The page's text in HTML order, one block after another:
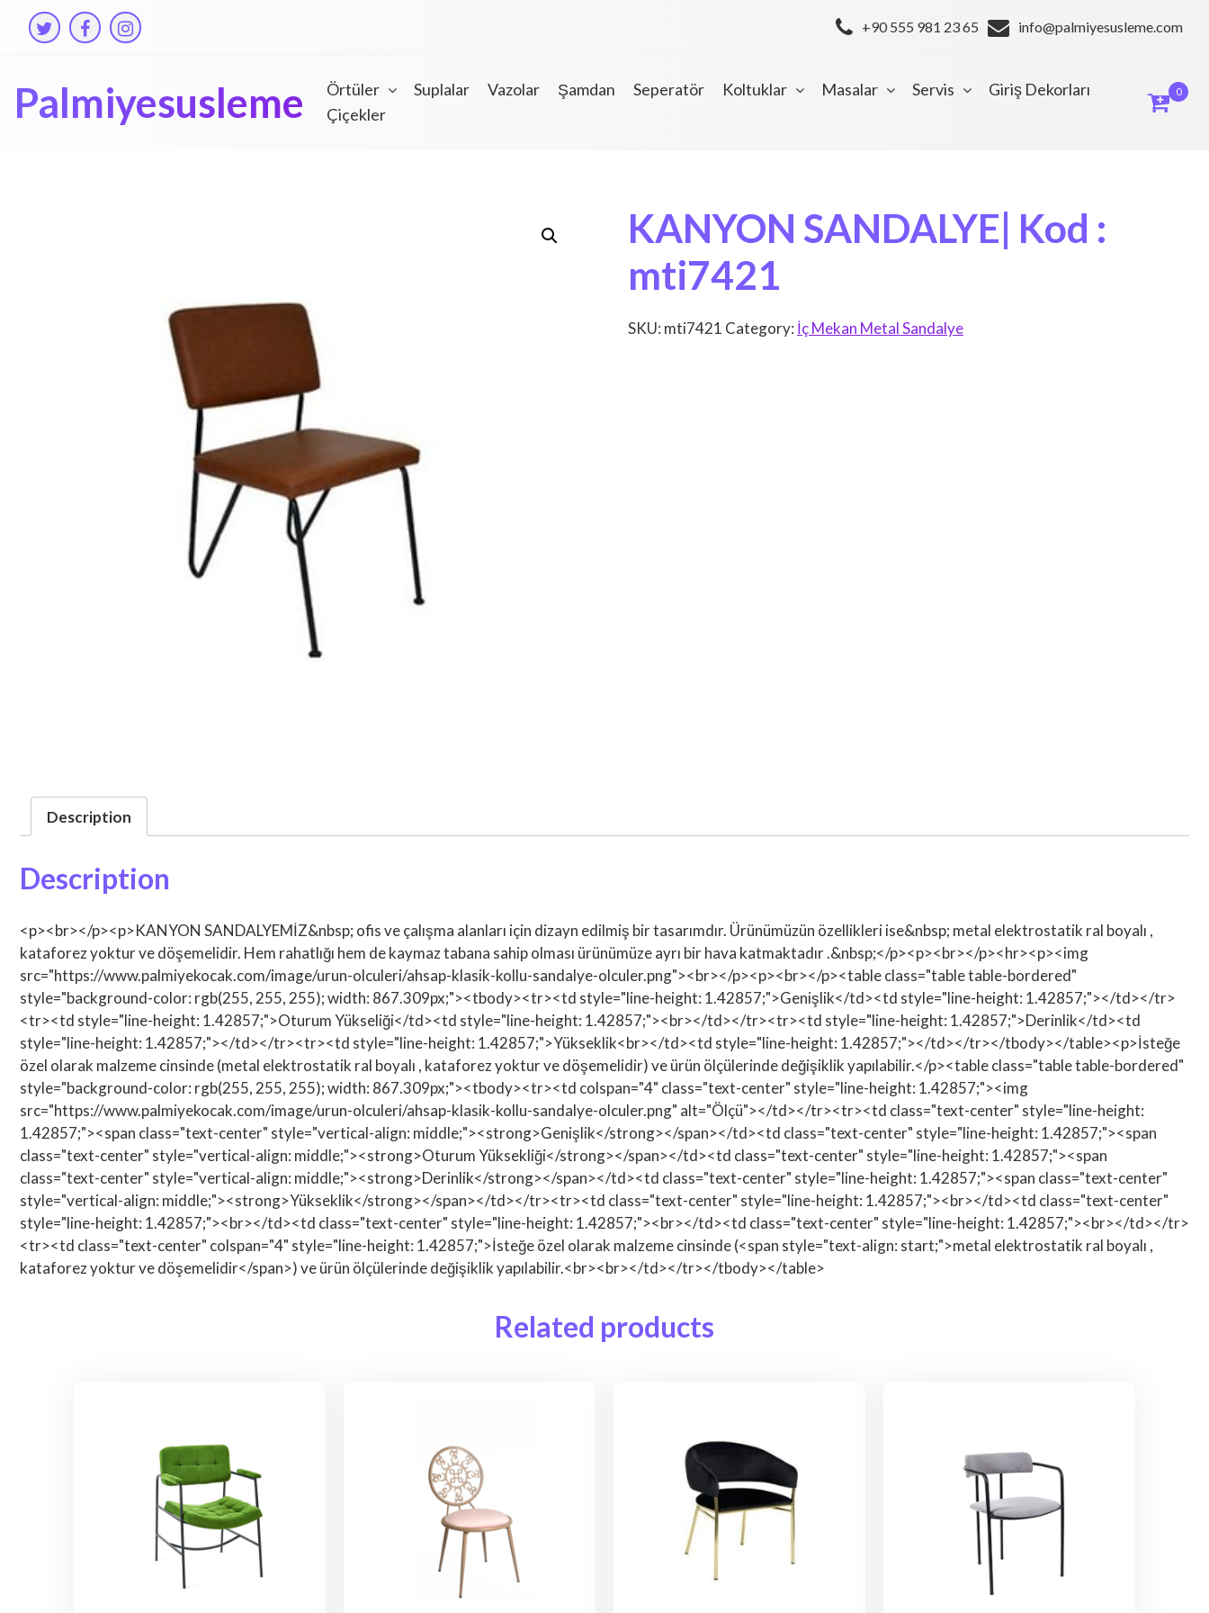
content
+90 555 981 23 65 info@palmiyesusleme.com
Palmiyesusleme Örtüler Suplalar Vazolar Şamdan Seperatör Koltuklar Masalar Servis
Giriş Dekorları
Çiçekler
0
KANYON SANDALYE| Kod :
mti7421
SKU: mti7421 Category: İç Mekan Metal Sandalye
Description
Description
<p><br></p><p>KANYON SANDALYEMİZ&nbsp; ofis ve çalışma alanları için dizayn edilmiş bir tasarımdır. Ürünümüzün özellikleri ise&nbsp; metal elektrostatik ral boyalı ,
kataforez yoktur ve döşemelidir. Hem rahatlığı hem de kaymaz tabana sahip olması ürünümüze ayrı bir hava katmaktadır .&nbsp;</p><p><br></p><hr><p><img
src="https://www.palmiyekocak.com/image/urun-olculeri/ahsap-klasik-kollu-sandalye-olculer.png"><br></p><p><br></p><table class="table table-bordered"
style="background-color: rgb(255, 255, 255); width: 867.309px;"><tbody><tr><td style="line-height: 1.42857;">Genişlik</td><td style="line-height: 1.42857;"></td></tr>
<tr><td style="line-height: 1.42857;">Oturum Yükseliği</td><td style="line-height: 1.42857;"><br></td></tr><tr><td style="line-height: 1.42857;">Derinlik</td><td
style="line-height: 1.42857;"></td></tr><tr><td style="line-height: 1.42857;">Yükseklik<br></td><td style="line-height: 1.42857;"></td></tr></tbody></table><p>İsteğe
özel olarak malzeme cinsinde (metal elektrostatik ral boyalı , kataforez yoktur ve döşemelidir) ve ürün ölçülerinde değişiklik yapılabilir.</p><table class="table table-bordered"
style="background-color: rgb(255, 255, 255); width: 867.309px;"><tbody><tr><td colspan="4" class="text-center" style="line-height: 1.42857;"><img
src="https://www.palmiyekocak.com/image/urun-olculeri/ahsap-klasik-kollu-sandalye-olculer.png" alt="Ölçü"></td></tr><tr><td class="text-center" style="line-height:
1.42857;"><span class="text-center" style="vertical-align: middle;"><strong>Genişlik</strong></span></td><td class="text-center" style="line-height: 1.42857;"><span
class="text-center" style="vertical-align: middle;"><strong>Oturum Yüksekliği</strong></span></td><td class="text-center" style="line-height: 1.42857;"><span
class="text-center" style="vertical-align: middle;"><strong>Derinlik</strong></span></td><td class="text-center" style="line-height: 1.42857;"><span class="text-center"
style="vertical-align: middle;"><strong>Yükseklik</strong></span></td></tr><tr><td class="text-center" style="line-height: 1.42857;"><br></td><td class="text-center"
style="line-height: 1.42857;"><br></td><td class="text-center" style="line-height: 1.42857;"><br></td><td class="text-center" style="line-height: 1.42857;"><br></td></tr>
<tr><td class="text-center" colspan="4" style="line-height: 1.42857;">İsteğe özel olarak malzeme cinsinde (<span style="text-align: start;">metal elektrostatik ral boyalı ,
kataforez yoktur ve döşemelidir</span>) ve ürün ölçülerinde değişiklik yapılabilir.<br><br></td></tr></tbody></table>
Related products